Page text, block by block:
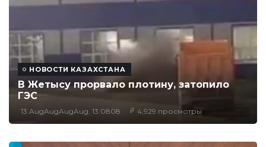
НОВОСТИ КАЗАХСТАНА
В Жетысу прорвало плотину, затопило
ГЭС
13 AugAugAugAug, 13:0808 4,929 просмотры